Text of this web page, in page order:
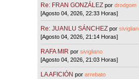
Re: FRAN GONZÁLEZ pordrodgom
[Agosto 04, 2026, 22:33 Horas]
Re: JUANLU SÁNCHEZ por
[Agosto 04, 2026, 21:14 Horas]
RAFA MIR porsivigliano
[Agosto 04, 2026, 21:03 Horas]
LA AFICIÓN porarrebato